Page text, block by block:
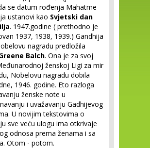
se datum rođenja Mahatme
ustanovi kao Svjetski dan
. 1947.godine ( prethodno je
1937, 1938, 1939.) Gandhija
nagradu predložila
Balch. Ona je za svoj
ženskoj Ligi za mir
Nobelovu nagradu dobila
1946. godine. Eto razloga
ženske note u
i uvažavanju Gadhijevog
U novijim tekstovima o
sve veću ulogu ima otkrivaje
odnosa prema ženama i sa
Otom - potom.